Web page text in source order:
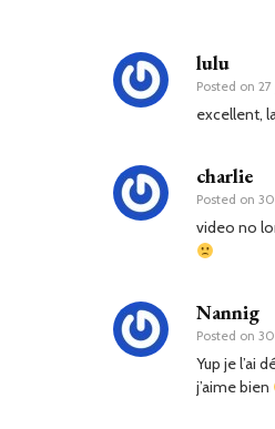
lulu
Posted on
excellent,
charlie
Posted on
video no
Nannig
Posted on
Yup je l’ai
j’aime bien